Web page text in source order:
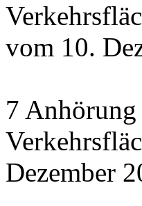
vom 10.
7
Dezember